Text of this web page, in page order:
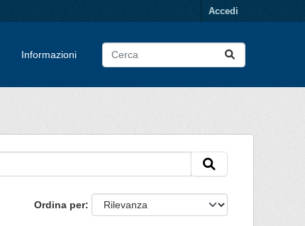
Accedi
Informazioni
Ordina per